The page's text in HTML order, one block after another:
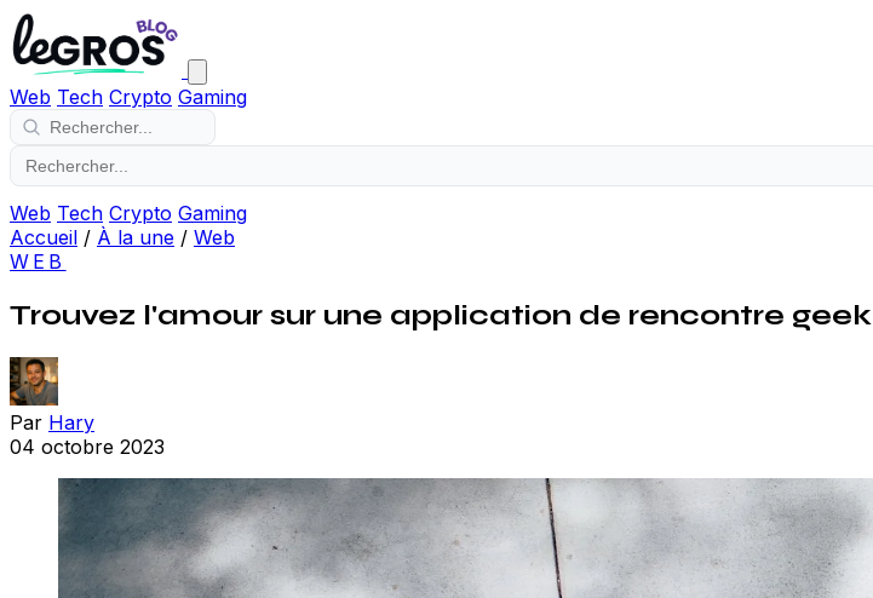
Web Tech Crypto Gaming
Web Tech Crypto Gaming
Accueil / À la une / Web
WEB
Trouvez l'amour sur une application de rencontre geek
Par Hary
04 octobre 2023